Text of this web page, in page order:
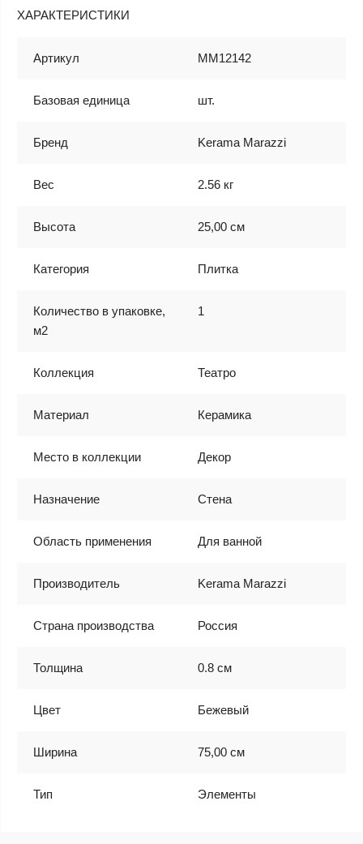
ХАРАКТЕРИСТИКИ
Артикул MM12142
Базовая единица шт.
Бренд Kerama Marazzi
Вес 2.56 кг
Высота 25,00 см
Категория Плитка
Количество в упаковке,
м2
1
Коллекция Театро
Материал Керамика
Место в коллекции Декор
Назначение Стена
Область применения Для ванной
Производитель Kerama Marazzi
Страна производства Россия
Толщина 0.8 см
Цвет Бежевый
Ширина 75,00 см
Тип Элементы